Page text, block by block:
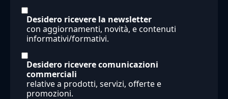
Desidero ricevere la newsletter
con aggiornamenti, novità, e contenuti
informativi/formativi.
Desidero ricevere comunicazioni
commerciali
relative a prodotti, servizi, offerte e
promozioni.